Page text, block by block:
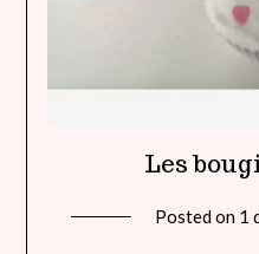
Les
Posted on 1